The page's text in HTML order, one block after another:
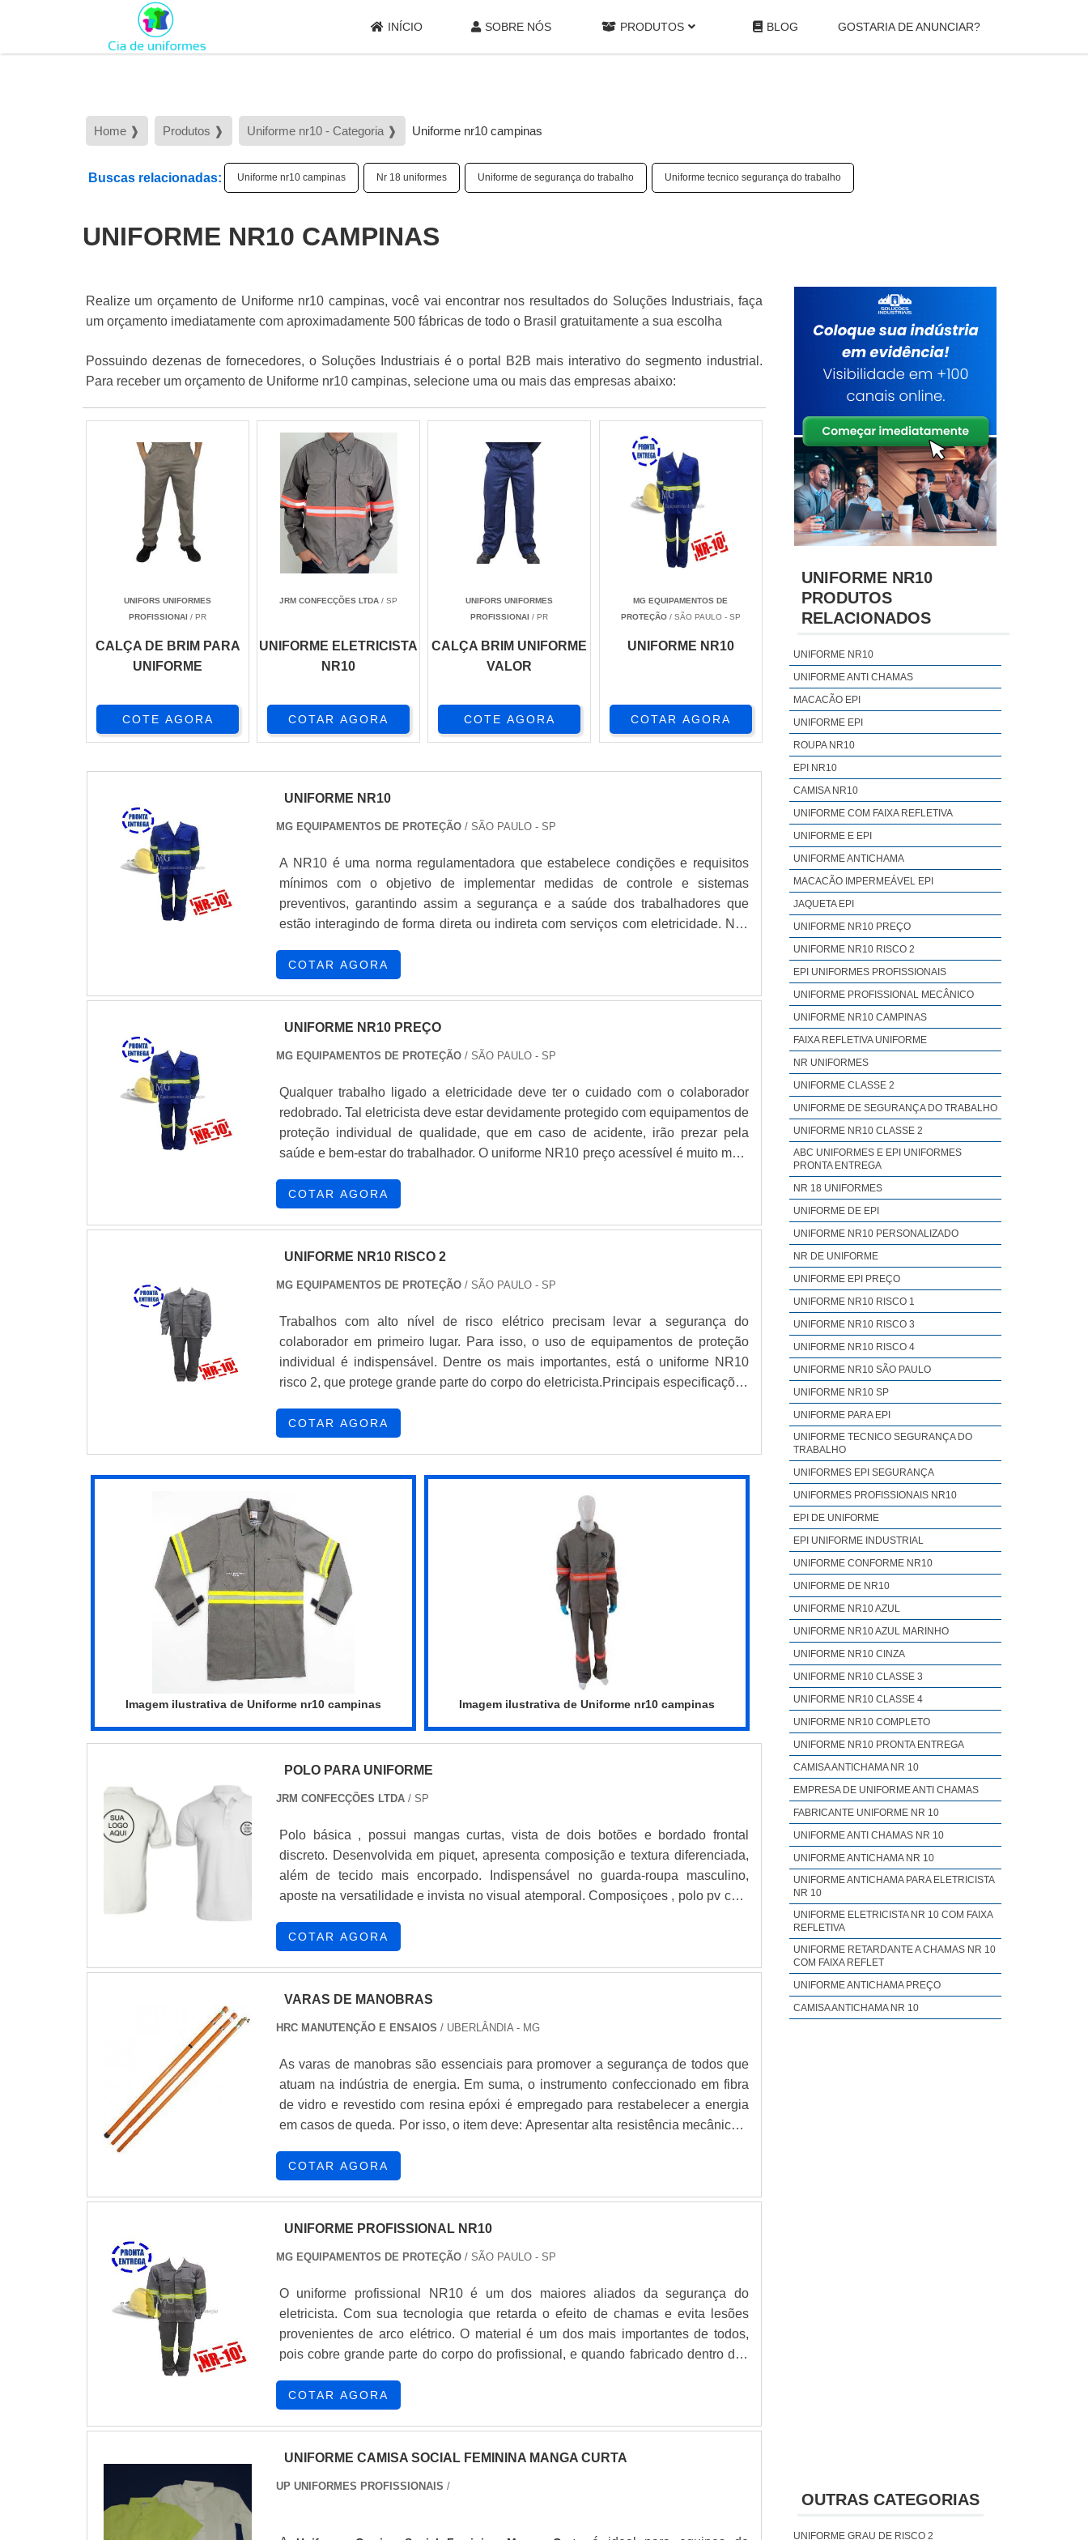
INÍCIO SOBRE NÓS PRODUTOS BLOG GOSTARIA DE ANUNCIAR?
Home ❱ Produtos ❱ Uniforme nr10 - Categoria ❱ Uniforme nr10 campinas
Buscas relacionadas: Uniforme nr10 campinas Nr 18 uniformes Uniforme de segurança do trabalho Uniforme tecnico segurança do trabalho
UNIFORME NR10 CAMPINAS
Realize um orçamento de Uniforme nr10 campinas, você vai encontrar nos resultados do Soluções Industriais, faça
um orçamento imediatamente com aproximadamente 500 fábricas de todo o Brasil gratuitamente a sua escolha
Possuindo dezenas de fornecedores, o Soluções Industriais é o portal B2B mais interativo do segmento industrial.
Para receber um orçamento de Uniforme nr10 campinas, selecione uma ou mais das empresas abaixo:
UNIFORS UNIFORMES
PROFISSIONAI / PR
CALÇA DE BRIM PARA
UNIFORME
COTE AGORA
JRM CONFECÇÕES LTDA / SP
UNIFORME ELETRICISTA
NR10
COTAR AGORA
UNIFORS UNIFORMES
PROFISSIONAI / PR
CALÇA BRIM UNIFORME
VALOR
COTE AGORA
MG EQUIPAMENTOS DE
PROTEÇÃO/ SÃO PAULO - SP
UNIFORME NR10
COTAR AGORA
UNIFORME NR10
MG EQUIPAMENTOS DE PROTEÇÃO / SÃO PAULO - SP
A NR10 é uma norma regulamentadora que estabelece condições e requisitos
mínimos com o objetivo de implementar medidas de controle e sistemas
preventivos, garantindo assim a segurança e a saúde dos trabalhadores que
estão interagindo de forma direta ou indireta com serviços com eletricidade. Nos
tecnicamente inviáveis ou insuficientes para controlar os risc...
COTAR AGORA
UNIFORME NR10 PREÇO
MG EQUIPAMENTOS DE PROTEÇÃO / SÃO PAULO - SP
Qualquer trabalho ligado a eletricidade deve ter o cuidado com o colaborador
redobrado. Tal eletricista deve estar devidamente protegido com equipamentos de
proteção individual de qualidade, que em caso de acidente, irão prezar pela
saúde e bem-estar do trabalhador. O uniforme NR10 preço acessível é muito mais
uniforme de proteção dispõe de tratamento especial que r...
COTAR AGORA
UNIFORME NR10 RISCO 2
MG EQUIPAMENTOS DE PROTEÇÃO / SÃO PAULO - SP
Trabalhos com alto nível de risco elétrico precisam levar a segurança do
colaborador em primeiro lugar. Para isso, o uso de equipamentos de proteção
individual é indispensável. Dentre os mais importantes, está o uniforme NR10
risco 2, que protege grande parte do corpo do eletricista.Principais especificações
pode gerar, o produto é indispensável na vestimenta. O ...
COTAR AGORA
Imagem ilustrativa de Uniforme nr10 campinas Imagem ilustrativa de Uniforme nr10 campinas
POLO PARA UNIFORME
JRM CONFECÇÕES LTDA/ SP
Polo básica , possui mangas curtas, vista de dois botões e bordado frontal
discreto. Desenvolvida em piquet, apresenta composição e textura diferenciada,
além de tecido mais encorpado. Indispensável no guarda-roupa masculino,
aposte na versatilidade e invista no visual atemporal. Composiçoes , polo pv com
COTAR AGORA
VARAS DE MANOBRAS
HRC MANUTENÇÃO E ENSAIOS / UBERLÂNDIA - MG
As varas de manobras são essenciais para promover a segurança de todos que
atuam na indústria de energia. Em suma, o instrumento confeccionado em fibra
de vidro e revestido com resina epóxi é empregado para restabelecer a energia
em casos de queda. Por isso, o item deve: Apresentar alta resistência mecânica e
uma longa vida útil; Oferecer uma excelente relação custo-benefício. Mesmo que
COTAR AGORA
UNIFORME PROFISSIONAL NR10
MG EQUIPAMENTOS DE PROTEÇÃO/ SÃO PAULO - SP
O uniforme profissional NR10 é um dos maiores aliados da segurança do
eletricista. Com sua tecnologia que retarda o efeito de chamas e evita lesões
provenientes de arco elétrico. O material é um dos mais importantes de todos,
pois cobre grande parte do corpo do profissional, e quando fabricado dentro das
machuca em caso de acidente e um que sai com sua saúde ilesa.Especificações
COTAR AGORA
UNIFORME CAMISA SOCIAL FEMININA MANGA CURTA
UP UNIFORMES PROFISSIONAIS /
UNIFORME NR10
PRODUTOS
RELACIONADOS
UNIFORME NR10
UNIFORME ANTI CHAMAS
MACACÃO EPI
UNIFORME EPI
ROUPA NR10
EPI NR10
CAMISA NR10
UNIFORME COM FAIXA REFLETIVA
UNIFORME E EPI
UNIFORME ANTICHAMA
MACACÃO IMPERMEÁVEL EPI
JAQUETA EPI
UNIFORME NR10 PREÇO
UNIFORME NR10 RISCO 2
EPI UNIFORMES PROFISSIONAIS
UNIFORME PROFISSIONAL MECÂNICO
UNIFORME NR10 CAMPINAS
FAIXA REFLETIVA UNIFORME
NR UNIFORMES
UNIFORME CLASSE 2
UNIFORME DE SEGURANÇA DO TRABALHO
UNIFORME NR10 CLASSE 2
ABC UNIFORMES E EPI UNIFORMES
PRONTA ENTREGA
NR 18 UNIFORMES
UNIFORME DE EPI
UNIFORME NR10 PERSONALIZADO
NR DE UNIFORME
UNIFORME EPI PREÇO
UNIFORME NR10 RISCO 1
UNIFORME NR10 RISCO 3
UNIFORME NR10 RISCO 4
UNIFORME NR10 SÃO PAULO
UNIFORME NR10 SP
UNIFORME PARA EPI
UNIFORME TECNICO SEGURANÇA DO
TRABALHO
UNIFORMES EPI SEGURANÇA
UNIFORMES PROFISSIONAIS NR10
EPI DE UNIFORME
EPI UNIFORME INDUSTRIAL
UNIFORME CONFORME NR10
UNIFORME DE NR10
UNIFORME NR10 AZUL
UNIFORME NR10 AZUL MARINHO
UNIFORME NR10 CINZA
UNIFORME NR10 CLASSE 3
UNIFORME NR10 CLASSE 4
UNIFORME NR10 COMPLETO
UNIFORME NR10 PRONTA ENTREGA
CAMISA ANTICHAMA NR 10
EMPRESA DE UNIFORME ANTI CHAMAS
FABRICANTE UNIFORME NR 10
UNIFORME ANTI CHAMAS NR 10
UNIFORME ANTICHAMA NR 10
UNIFORME ANTICHAMA PARA ELETRICISTA
NR 10
UNIFORME ELETRICISTA NR 10 COM FAIXA
REFLETIVA
UNIFORME RETARDANTE A CHAMAS NR 10
COM FAIXA REFLET
UNIFORME ANTICHAMA PREÇO
CAMISA ANTICHAMA NR 10
OUTRAS CATEGORIAS
UNIFORME GRAU DE RISCO 2